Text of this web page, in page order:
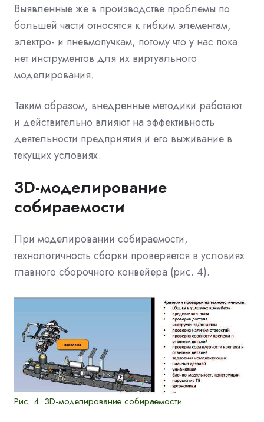
Выявленные же в производстве проблемы по
большей части относятся к гибким элементам,
электро- и пневмопучкам, потому что у нас пока
нет инструментов для их виртуального
моделирования.
Таким образом, внедренные методики работают
и действительно влияют на эффективность
деятельности предприятия и его выживание в
текущих условиях.
3D-моделирование
собираемости
При моделировании собираемости,
технологичность сборки проверяется в условиях
главного сборочного конвейера (рис. 4).
Рис. 4. 3D-моделирование собираемости